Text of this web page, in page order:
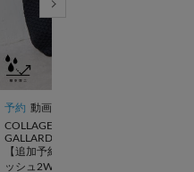
予約 動画
COLLAGE
GALLARDAGALANTE
【追加予約受付中】強撥水メ
ッシュ2WAYトートバッグ